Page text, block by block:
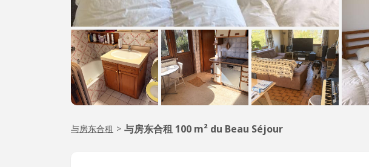
与房东合租 > 与房东合租 100 m² du Beau Séjour